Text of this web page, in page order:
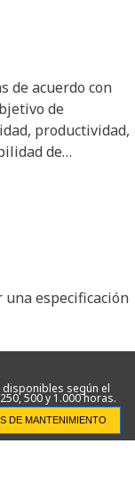
de acuerdo con
de
productividad,
de
una especificación
según el
500 y 1.000 horas.
DE MANTENIMIENTO